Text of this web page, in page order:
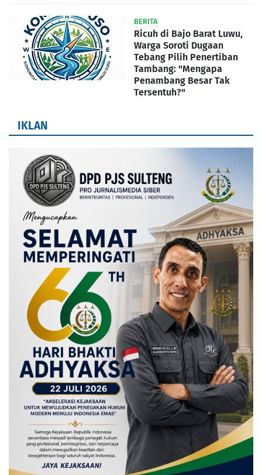
BERITA
Ricuh di Bajo Barat Luwu,
Warga Soroti Dugaan
Tebang Pilih Penertiban
Tambang: "Mengapa
Penambang Besar Tak
Tersentuh?"
IKLAN